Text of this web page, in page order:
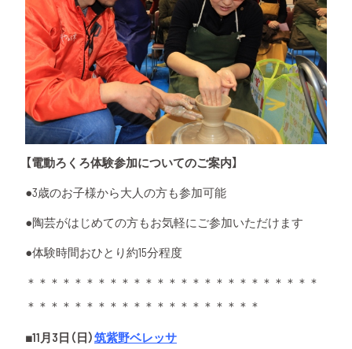
【電動ろくろ体験参加についてのご案内】
●3歳のお子様から大人の方も参加可能
●陶芸がはじめての方もお気軽にご参加いただけます
●体験時間おひとり約15分程度
＊＊＊＊＊＊＊＊＊＊＊＊＊＊＊＊＊＊＊＊＊＊＊＊＊
＊＊＊＊＊＊＊＊＊＊＊＊＊＊＊＊＊＊＊＊
■11月3日（日）筑紫野ベレッサ